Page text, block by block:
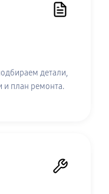
детали,
и план ремонта.